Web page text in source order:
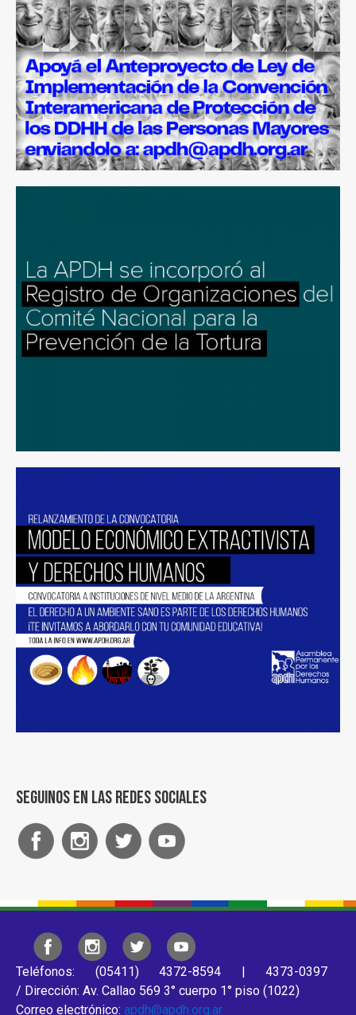
Seguinos en las redes sociales
Teléfonos: (05411) 4372-8594 | 4373-0397
/ Dirección: Av. Callao 569 3° cuerpo 1° piso (1022)
Correo electrónico: apdh@apdh.org.ar